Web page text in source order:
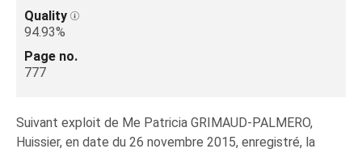
Quality
94.93%
Page no.
777
Suivant exploit de Me Patricia GRIMAUD-PALMERO,
Huissier, en date du 26 novembre 2015, enregistré, la